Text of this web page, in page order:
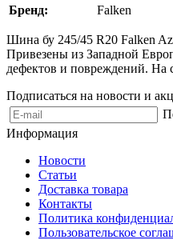
Бренд:
Falken
Шина бу 245/45 R20 Falken
Привезены из Западной
дефектов и повреждений. На
Подписаться на новости и
Информация
Новости
Статьи
Доставка товара
Контакты
Политика
Пользовательское